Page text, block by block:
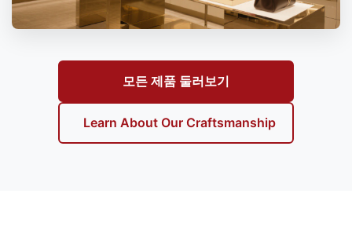
모든 제품 둘러보기
Learn About Our Craftsmanship